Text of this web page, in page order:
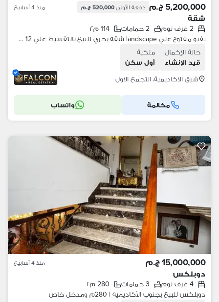
5,200,000 ج.م دفعة الأولى 520,000 ج.م منذ 4 أسابيع
شقة
2 غرف نوم 2 حمامات
114 م٢
بفيو مفتوح علي landscape شقه بحري للبيع بالتقسيط علي 12 سنه تاج بالقرب من سيتي سنتر الماظة وجاردينيا و ميراج سيتي و فندق kempinski علي الدائري
حالة الإكمال
قيد الإنشاء
ملكية
أول سكن
شرق الاكاديمية، التجمع الاول
مكالمة واتساب
15,000,000 ج.م منذ 4 أسابيع
دوبلكس
4 غرف نوم 3 حمامات
280 م٢
دوبلكس للبيع بجنوب الأكاديمية | 280م ومدخل خاص